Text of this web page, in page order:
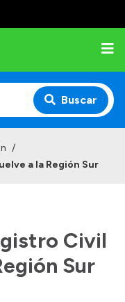
Buscar
/
a la Región Sur
Civil
Sur